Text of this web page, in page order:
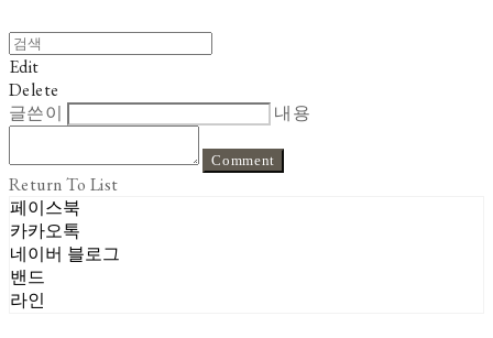
Edit
Delete
글쓴이
내용
Comment
Return To List
페이스북
카카오톡
네이버 블로그
밴드
라인